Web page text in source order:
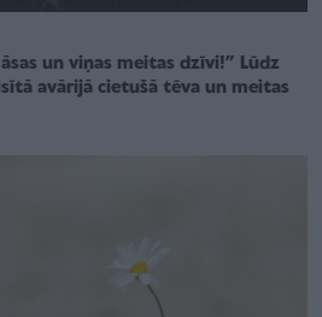
un viņas meitas dzīvi!” Lūdz
avārijā cietušā tēva un meitas